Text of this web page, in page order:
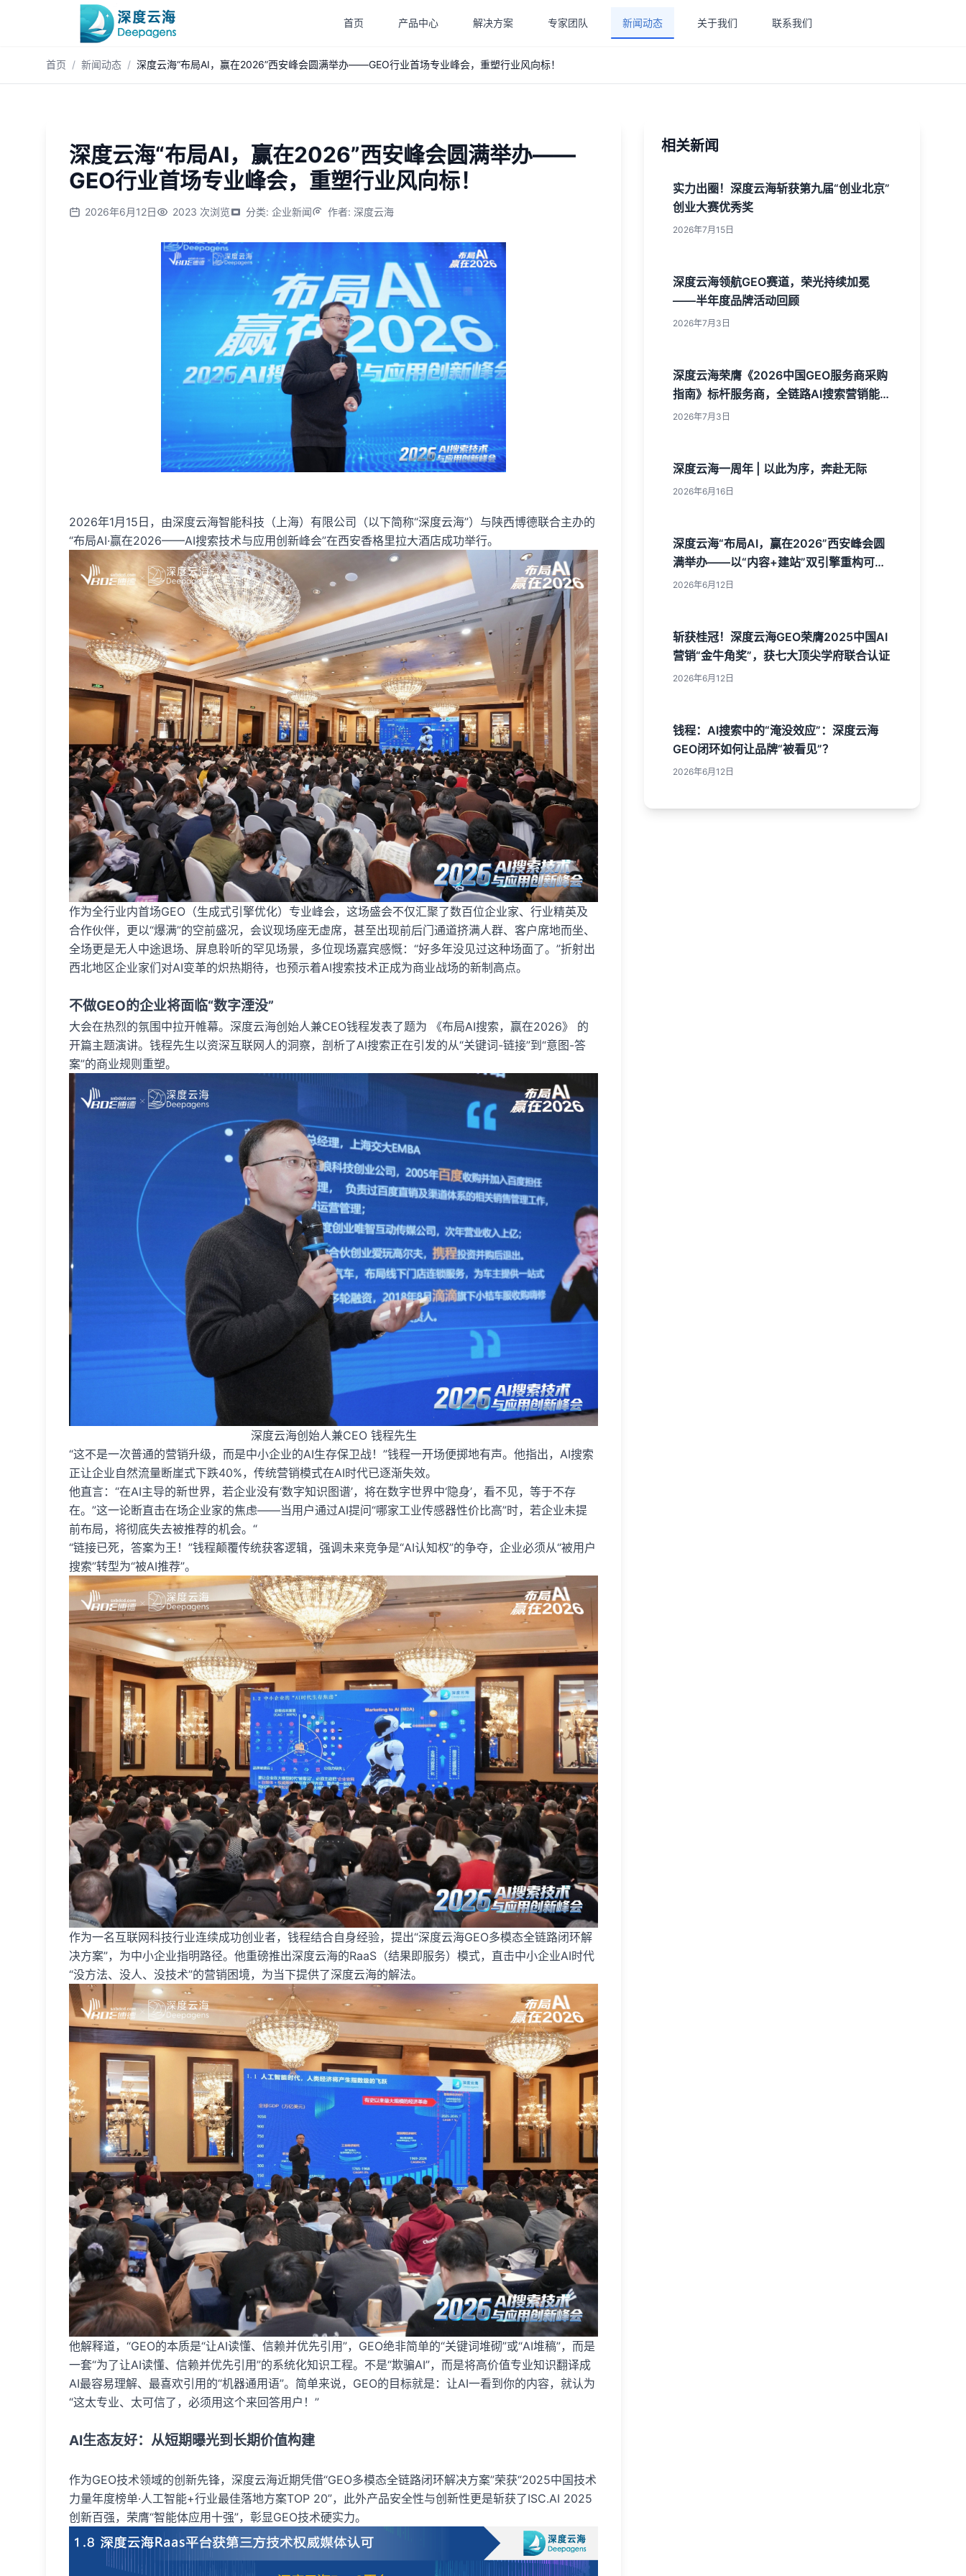
首页 产品中心 解决方案 专家团队 新闻动态 关于我们 联系我们
首页 / 新闻动态 / 深度云海“布局AI，赢在2026”西安峰会圆满举办——GEO行业首场专业峰会，重塑行业风向标！
深度云海“布局AI，赢在2026”西安峰会圆满举办——
GEO行业首场专业峰会，重塑行业风向标！
2026年6月12日 2023 次浏览 分类: 企业新闻 作者: 深度云海
2026年1月15日，由深度云海智能科技（上海）有限公司（以下简称“深度云海”）与陕西博德联合主办的
“布局AI·赢在2026——AI搜索技术与应用创新峰会”在西安香格里拉大酒店成功举行。
作为全行业内首场GEO（生成式引擎优化）专业峰会，这场盛会不仅汇聚了数百位企业家、行业精英及
合作伙伴，更以“爆满”的空前盛况，会议现场座无虚席，甚至出现前后门通道挤满人群、客户席地而坐、
全场更是无人中途退场、屏息聆听的罕见场景，多位现场嘉宾感慨：“好多年没见过这种场面了。”折射出
西北地区企业家们对AI变革的炽热期待，也预示着AI搜索技术正成为商业战场的新制高点。
不做GEO的企业将面临“数字湮没”
大会在热烈的氛围中拉开帷幕。深度云海创始人兼CEO钱程发表了题为 《布局AI搜索，赢在2026》 的
开篇主题演讲。钱程先生以资深互联网人的洞察，剖析了AI搜索正在引发的从“关键词-链接”到“意图-答
案”的商业规则重塑。
深度云海创始人兼CEO 钱程先生
“这不是一次普通的营销升级，而是中小企业的AI生存保卫战！”钱程一开场便掷地有声。他指出，AI搜索
正让企业自然流量断崖式下跌40%，传统营销模式在AI时代已逐渐失效。
他直言：“在AI主导的新世界，若企业没有‘数字知识图谱’，将在数字世界中‘隐身’，看不见，等于不存
在。”这一论断直击在场企业家的焦虑——当用户通过AI提问“哪家工业传感器性价比高”时，若企业未提
前布局，将彻底失去被推荐的机会。“
“链接已死，答案为王！”钱程颠覆传统获客逻辑，强调未来竞争是“AI认知权”的争夺，企业必须从“被用户
搜索”转型为“被AI推荐”。
作为一名互联网科技行业连续成功创业者，钱程结合自身经验，提出“深度云海GEO多模态全链路闭环解
决方案”，为中小企业指明路径。他重磅推出深度云海的RaaS（结果即服务）模式，直击中小企业AI时代
“没方法、没人、没技术”的营销困境，为当下提供了深度云海的解法。
他解释道，“GEO的本质是“让AI读懂、信赖并优先引用”，GEO绝非简单的“关键词堆砌”或“AI堆稿”，而是
一套“为了让AI读懂、信赖并优先引用”的系统化知识工程。不是“欺骗AI”，而是将高价值专业知识翻译成
AI最容易理解、最喜欢引用的“机器通用语”。简单来说，GEO的目标就是：让AI一看到你的内容，就认为
“这太专业、太可信了，必须用这个来回答用户！”
AI生态友好：从短期曝光到长期价值构建
作为GEO技术领域的创新先锋，深度云海近期凭借“GEO多模态全链路闭环解决方案”荣获“2025中国技术
力量年度榜单·人工智能+行业最佳落地方案TOP 20”，此外产品安全性与创新性更是斩获了ISC.AI 2025
创新百强，荣膺“智能体应用十强”，彰显GEO技术硬实力。
相关新闻
实力出圈！深度云海斩获第九届“创业北京”
创业大赛优秀奖
2026年7月15日
深度云海领航GEO赛道，荣光持续加冕
——半年度品牌活动回顾
2026年7月3日
深度云海荣膺《2026中国GEO服务商采购
指南》标杆服务商，全链路AI搜索营销能力
获行业权威认可
2026年7月3日
深度云海一周年 | 以此为序，奔赴无际
2026年6月16日
深度云海“布局AI，赢在2026”西安峰会圆
满举办——以“内容+建站”双引擎重构可信
数据，树立AI获客新标杆
2026年6月12日
斩获桂冠！深度云海GEO荣膺2025中国AI
营销“金牛角奖”，获七大顶尖学府联合认证
2026年6月12日
钱程：AI搜索中的“淹没效应”：深度云海
GEO闭环如何让品牌“被看见”？
2026年6月12日